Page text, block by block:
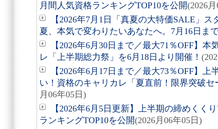
月間人気資格ランキングTOP10を公開(2026
【2026年7月1日「真夏の大特価SALE」
夏、本気で変わりたいあなたへ。7月16日ま
【2026年6月30日まで／最大71％OFF】
レ「上半期総力祭」を6月18日より開催！
【2026年6月17日まで／最大73％OFF】
い！資格のキャリカレ「夏直前！限界突破
月06年05日)
【2026年6月5日更新】上半期の締めくく
ランキングTOP10を公開(2026月06年05日)